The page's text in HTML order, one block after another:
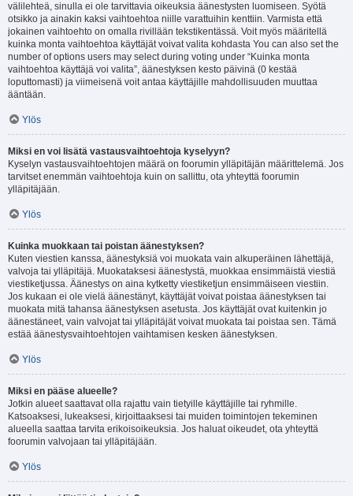
välilehteä, sinulla ei ole tarvittavia oikeuksia äänestysten luomiseen. Syötä
otsikko ja ainakin kaksi vaihtoehtoa niille varattuihin kenttiin. Varmista että
jokainen vaihtoehto on omalla rivillään tekstikentässä. Voit myös määritellä
kuinka monta vaihtoehtoa käyttäjät voivat valita kohdasta You can also set the
number of options users may select during voting under “Kuinka monta
vaihtoehtoa käyttäjä voi valita”, äänestyksen kesto päivinä (0 kestää
loputtomasti) ja viimeisenä voit antaa käyttäjille mahdollisuuden muuttaa
ääntään.
Ylös
Miksi en voi lisätä vastausvaihtoehtoja kyselyyn?
Kyselyn vastausvaihtoehtojen määrä on foorumin ylläpitäjän määrittelemä. Jos
tarvitset enemmän vaihtoehtoja kuin on sallittu, ota yhteyttä foorumin
ylläpitäjään.
Ylös
Kuinka muokkaan tai poistan äänestyksen?
Kuten viestien kanssa, äänestyksiä voi muokata vain alkuperäinen lähettäjä,
valvoja tai ylläpitäjä. Muokataksesi äänestystä, muokkaa ensimmäistä viestiä
viestiketjussa. Äänestys on aina kytketty viestiketjun ensimmäiseen viestiin.
Jos kukaan ei ole vielä äänestänyt, käyttäjät voivat poistaa äänestyksen tai
muokata mitä tahansa äänestyksen asetusta. Jos käyttäjät ovat kuitenkin jo
äänestäneet, vain valvojat tai ylläpitäjät voivat muokata tai poistaa sen. Tämä
estää äänestysvaihtoehtojen vaihtamisen kesken äänestyksen.
Ylös
Miksi en pääse alueelle?
Jotkin alueet saattavat olla rajattu vain tietyille käyttäjille tai ryhmille.
Katsoaksesi, lukeaksesi, kirjoittaaksesi tai muiden toimintojen tekeminen
alueella saattaa tarvita erikoisoikeuksia. Jos haluat oikeudet, ota yhteyttä
foorumin valvojaan tai ylläpitäjään.
Ylös